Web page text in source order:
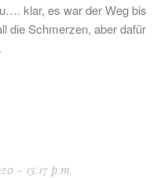
klar, es war der Weg bis
die Schmerzen, aber dafür
- 13:17 p.m.